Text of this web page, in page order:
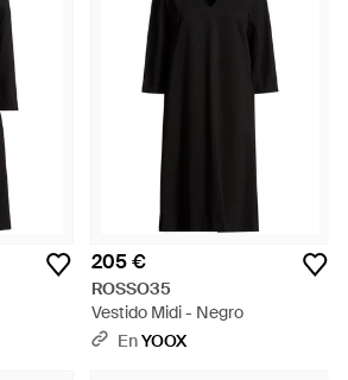
205 €
ROSSO35
Vestido Midi - Negro
EnYOOX